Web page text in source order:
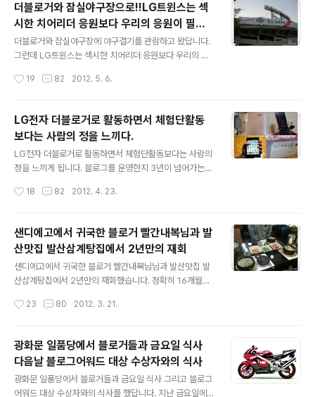
있어요. 추위에 노출되는 타이밍이 있는데~~ 현관을 나와
서 지하 주차장을 통해서 부터 입니다. ㅋㅋ 그리고 버스정
류장까지 추위는 시작되죠. 그런데 버스에서 히터가 제대
로 나오지 않은 경우에도 조금 춥다니다. 그리고 환승하는
위를 느끼는 타이밍입니다. 추위를 이기는 ..
더블로거와 잠실야구장으로!!LG트윈스는 섹
시한 치어리더 응원보다 우리의 응원이 필요
해
더블로거와 잠실야구장에 야구결기를 관람하고 왔답니다.
그런데 LG트윈스는 섹시한 치어리더 응원보다 우리의 응
이 맑았습니다. 이번달 더블로거와 함께 트윈스와 넥센의
다려기는 모임인데 지난달에는 야유회 이번달에는 야구
장... 이렇게 해도 되나 몰라요. 6시30분에 경기가 시작이
지만 30분 늦게 도착을 했답니다. 88올림픽때 수영경기본
부에서 자원봉사를 마친 이후 처음이니 24년만이네요. 참
많이 변했더라구요. 88올림픽때는 깨끗하는 것 이외에는
먹거리 상점들고 노상의 좌판들이 분위기를 달구고 있었답
19 82 2012. 5. 6.
LG전자 더블로거로 활동하면서 체험단활동
보다는 사람의 정을 느끼다.
LG전자 더블로거로 활동하면서 체험단활동보다는 사람의
정을 느끼게 됩니다. 블로그를 운영한지 3년이 넘어가는군
많은 보람을 느끼고 있답니다. 솔직히 LG전자보다는 삼성
서 더블로거에 지원한다는게 아이러니하죠. 더블로거 6기
발대식에도 똑같은 말을 했죠. 굳이 말할 필요도 없을 수 있
지만 솔직한 마음을 전하는게 좋을 것 같았거든요. 사실 L
G전자와의 인연중에 기억에 남는 것은 88올림픽이랍니
다. 88올림픽때 자원봉사를 했었거든요. 그때 법무과에서
대해서 점심을 같이 했던 기억이 남아있어요. 지금도 다닌
18 82 2012. 4. 23.
샌디에고에서 귀국한 블로거 빨간내복님과 발
산맛집 발산삼계탕집에서 2년만의 재회
샌디에고에서 귀국한 블로거 빨간내복님님과 발산맛집 발
산삼계탕집에서 2년만의 재회했습니다. 정확히 16개월만
만나기로 한 날에 일정과 과로로 전화통화만 하고 만나지
같이 만나기로 했었거든요. 덕분에 mark님과 인사동에서
만났었답니다. 이러한 히스토리 끝에 빨간내복님께서 3월
초 귀국예정이라는 소식을 전해듣고 만나기로 했답니다. 2
009년8월에 처음 빨간내복의 닉네임 짓기 이벤트에 응모
하면서 왕래를 하기 시작했습니다. 벌써 3년이 되어가는
23 80 2012. 3. 21.
광화문 일품당에서 블로거들과 금요일 식사
다음날 블로그어워드 대상 수상자와의 식사
광화문 일품당에서 블로거들과 금요일 식사 그리고 블로그
어워드 대상 수상자와의 식사를 했답니다. 지난 금요일에